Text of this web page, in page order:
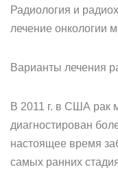
Радиология и
лечение онкологии
Варианты лечения
В 2011 г. в США рак
диагностирован
настоящее время
самых ранних